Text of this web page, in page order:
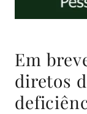
Em
diretos